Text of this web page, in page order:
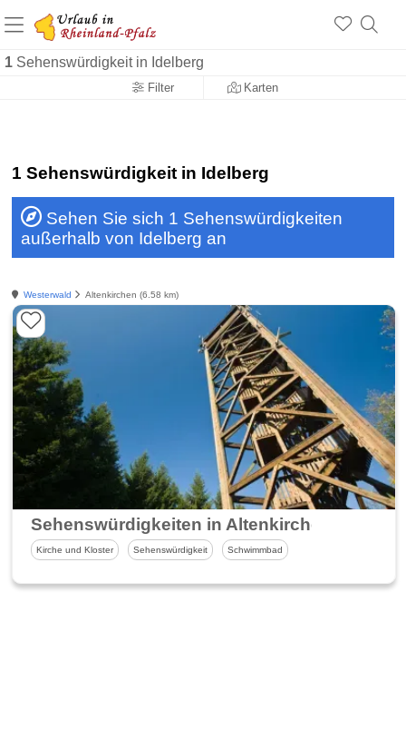
1 Sehenswürdigkeit in Idelberg
Filter Karten
+1.500 Unterkünfte in Rheinland-Pfalz
+1.000 Sehenswürdigkeiten
1 Sehenswürdigkeit in Idelberg
Sehen Sie sich 1 Sehenswürdigkeiten
außerhalb von Idelberg an
Westerwald Altenkirchen (6.58 km)
Sehenswürdigkeiten in Altenkirchen und
Kirche und Kloster Sehenswürdigkeit Schwimmbad